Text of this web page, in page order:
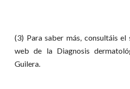
(3) Para saber más, consultáis el
web de la Diagnosis
Guilera.